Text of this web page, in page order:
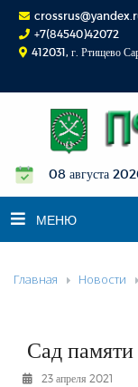
+7(84540)42072
412031, г. Ртищево
08 августа
МЕНЮ
НОВОСТИ
К СВЕДЕНИЮ
КОНКУРСЫ
Главная Новости
Сад памяти
23 апреля 2021